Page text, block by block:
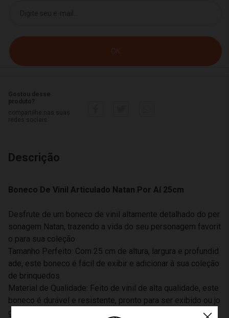
Descrição
Boneco De Vinil Articulado Natan Por Aí 25cm
Desfrute de um boneco de vinil altamente detalhado do per
sonagem Natan, trazendo a vida do seu personagem favorit
o para sua coleção
Tamanho Perfeito: Com 25 cm de altura, largura e profundid
ade, este boneco é fácil de exibir e adicionar à sua coleção
de brinquedos
Material de Qualidade: Feito de vinil de alta qualidade, este
boneco é durável e resistente, pronto para ser exibido ou jo
gado